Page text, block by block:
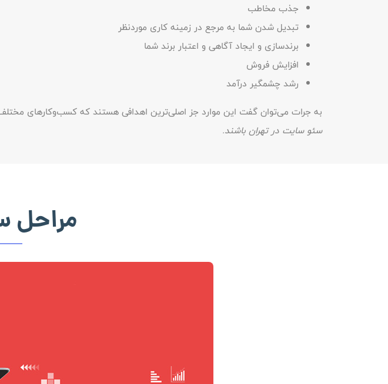
جذب مخاطب
تبدیل شدن شما به مرجع در زمینه‌ کاری‌ موردنظر
برندسازی و ایجاد آگاهی و اعتبار برند شما
افزایش فروش
رشد چشمگیر درآمد
به جرات می‌توان گفت این‌ موارد جز اصلی‌ترین اهدافی هستند که کسب‌وکارهای
سئو سایت در تهران باشند.
مراحل